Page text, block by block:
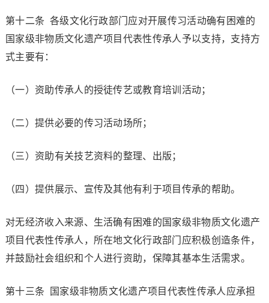
第十二条 各级文化行政部门应对开展传习活动确有困难的
国家级非物质文化遗产项目代表性传承人予以支持，支持方
式主要有：
（一）资助传承人的授徒传艺或教育培训活动；
（二）提供必要的传习活动场所；
（三）资助有关技艺资料的整理、出版；
（四）提供展示、宣传及其他有利于项目传承的帮助。
对无经济收入来源、生活确有困难的国家级非物质文化遗产
项目代表性传承人，所在地文化行政部门应积极创造条件，
并鼓励社会组织和个人进行资助，保障其基本生活需求。
第十三条 国家级非物质文化遗产项目代表性传承人应承担